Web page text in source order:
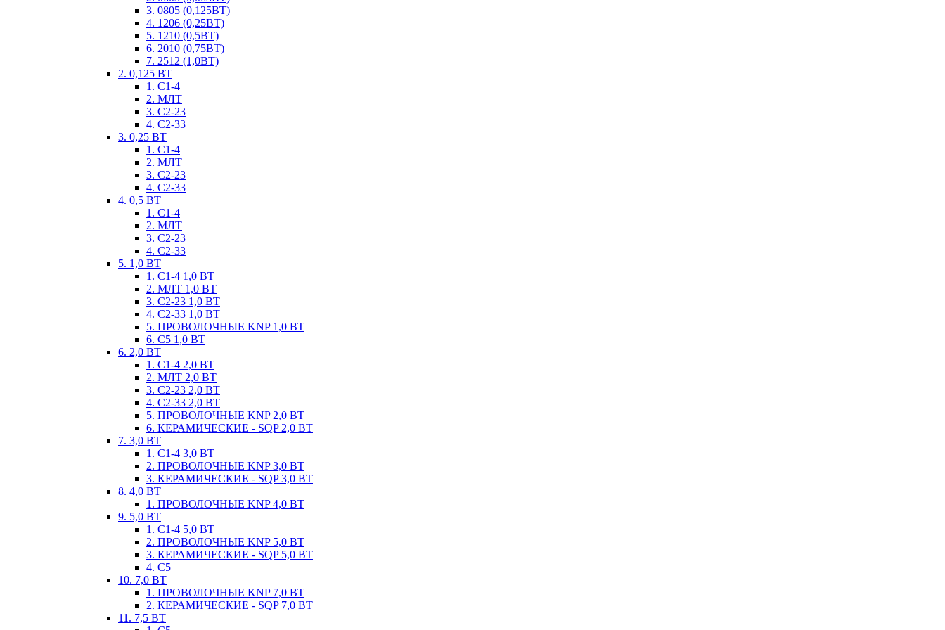
3. 0805 (0,125ВТ)
4. 1206 (0,25ВТ)
5. 1210 (0,5ВТ)
6. 2010 (0,75ВТ)
7. 2512 (1,0ВТ)
2. 0,125 ВТ
1. С1-4
2. МЛТ
3. С2-23
4. С2-33
3. 0,25 ВТ
1. С1-4
2. МЛТ
3. С2-23
4. С2-33
4. 0,5 ВТ
1. С1-4
2. МЛТ
3. С2-23
4. С2-33
5. 1,0 ВТ
1. С1-4 1,0 ВТ
2. МЛТ 1,0 ВТ
3. С2-23 1,0 ВТ
4. С2-33 1,0 ВТ
5. ПРОВОЛОЧНЫЕ KNP 1,0 ВТ
6. С5 1,0 ВТ
6. 2,0 ВТ
1. С1-4 2,0 ВТ
2. МЛТ 2,0 ВТ
3. С2-23 2,0 ВТ
4. С2-33 2,0 ВТ
5. ПРОВОЛОЧНЫЕ KNP 2,0 ВТ
6. КЕРАМИЧЕСКИЕ - SQP 2,0 ВТ
7. 3,0 ВТ
1. С1-4 3,0 ВТ
2. ПРОВОЛОЧНЫЕ KNP 3,0 ВТ
3. КЕРАМИЧЕСКИЕ - SQP 3,0 ВТ
8. 4,0 ВТ
1. ПРОВОЛОЧНЫЕ KNP 4,0 ВТ
9. 5,0 ВТ
1. С1-4 5,0 ВТ
2. ПРОВОЛОЧНЫЕ KNP 5,0 ВТ
3. КЕРАМИЧЕСКИЕ - SQP 5,0 ВТ
4. С5
10. 7,0 ВТ
1. ПРОВОЛОЧНЫЕ KNP 7,0 ВТ
2. КЕРАМИЧЕСКИЕ - SQP 7,0 ВТ
11. 7,5 ВТ